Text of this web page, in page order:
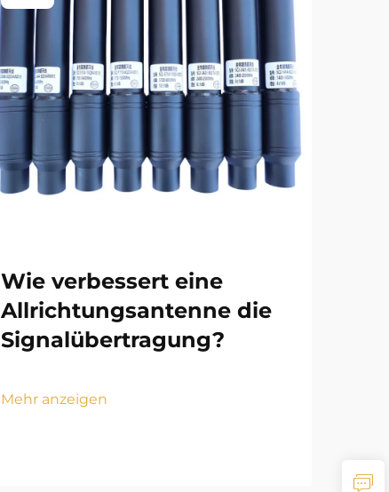
Wie verbessert eine
Allrichtungsantenne die
Signalübertragung?
Mehr anzeigen